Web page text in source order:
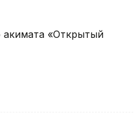
акимата «Открытый